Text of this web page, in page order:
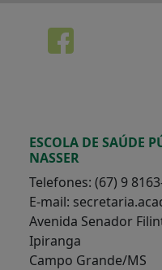
ESCOLA DE SAÚDE
NASSER
Telefones: (67) 9
E-mail:
Avenida Senador
Ipiranga
Campo Grande/MS